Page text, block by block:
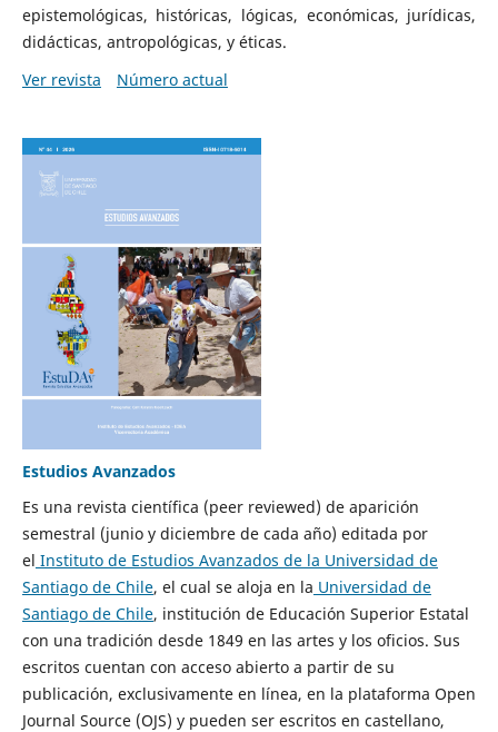
epistemológicas, históricas, lógicas, económicas, jurídicas,
didácticas, antropológicas, y éticas.
Ver revista
Número actual
Estudios Avanzados
Es una revista científica (peer reviewed) de aparición
semestral (junio y diciembre de cada año) editada por
el Instituto de Estudios Avanzados de la Universidad de
Santiago de Chile, el cual se aloja en la Universidad de
Santiago de Chile, institución de Educación Superior Estatal
con una tradición desde 1849 en las artes y los oficios. Sus
escritos cuentan con acceso abierto a partir de su
publicación, exclusivamente en línea, en la plataforma Open
Journal Source (OJS) y pueden ser escritos en castellano,